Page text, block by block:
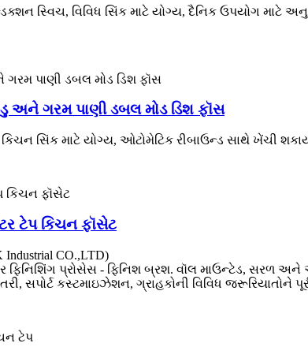
સ્વિચ, વિવિધ સિંક માટે યોગ્ય, દૈનિક ઉપયોગ
અને ગરમ પાણી ડબલ મોડ ડિશ ફૉસ
કિચન સિંક માટે યોગ્ય, ઓટોમેટિક રીબાઉન્ડ સાથે ખેંચી
ટેપ કિચન ફૉસેટ
CO.,LTD)
ફિનિશિંગ પ્રોસેસ - ફિનિશ બ્રશ. વૉલ માઉન્ટેડ, સરળ
સપોર્ટ કસ્ટમાઇઝેશન, ગ્રાહકોની વિવિધ જરૂરિયાતોને